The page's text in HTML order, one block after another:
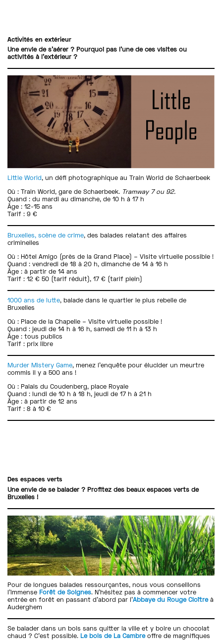
Activités en extérieur
Une envie de s’aérer ? Pourquoi pas l’une de ces visites ou
activités à l’extérieur ?
Little World, un défi photographique au Train World de Schaerbeek
Où : Train World, gare de Schaerbeek. Tramway 7 ou 92.
Quand : du mardi au dimanche, de 10 h à 17 h
Âge : 12-15 ans
Tarif : 9 €
Bruxelles, scène de crime, des balades relatant des affaires
criminelles
Où : Hôtel Amigo (près de la Grand Place) – Visite virtuelle possible !
Quand : vendredi de 18 à 20 h, dimanche de 14 à 16 h
Âge : à partir de 14 ans
Tarif : 12 € 50 (tarif réduit), 17 € (tarif plein)
1000 ans de lutte, balade dans le quartier le plus rebelle de
Bruxelles
Où : Place de la Chapelle – Visite virtuelle possible !
Quand : jeudi de 14 h à 16 h, samedi de 11 h à 13 h
Âge : tous publics
Tarif : prix libre
Murder Mistery Game, menez l’enquête pour élucider un meurtre
commis il y a 500 ans !
Où : Palais du Coudenberg, place Royale
Quand : lundi de 10 h à 18 h, jeudi de 17 h à 21 h
Âge : à partir de 12 ans
Tarif : 8 à 10 €
Des espaces verts
Une envie de se balader ? Profitez des beaux espaces verts de
Bruxelles !
Pour de longues balades ressourçantes, nous vous conseillons
l’immense Forêt de Soignes. N’hésitez pas à commencer votre
entrée en forêt en passant d’abord par l’Abbaye du Rouge Cloîtreà
Auderghem
Se balader dans un bois sans quitter la ville et y boire un chocolat
chaud ? C’est possible. Le bois de La Cambreoffre de magnifiques